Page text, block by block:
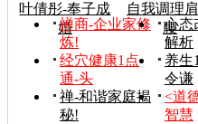
叶倩彤-奉子成
婚
自我调理
腰
禅商-企业家修
炼!
心态
解析
经穴健康1点
通-头
养生
令谦
禅-和谐家庭揭
秘!
<道
智慧